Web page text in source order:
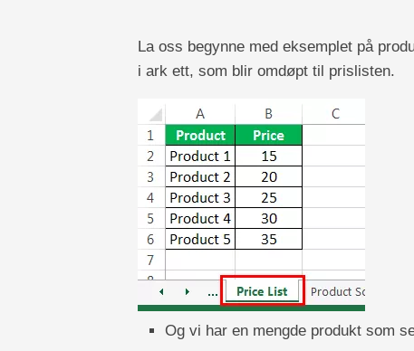
La oss begynne med eksemplet på
i ark ett, som blir omdøpt til prislisten.
Og vi har en mengde produkt som